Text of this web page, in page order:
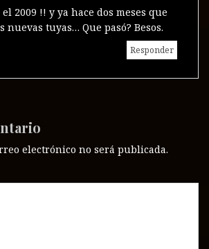
el 2009 !! y ya hace dos meses que
nuevas tuyas… Que pasó? Besos.
Responder
electrónico no será publicada.